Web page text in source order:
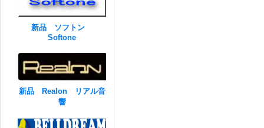
新品 ソフトン
Softone
新品 Realon リアル音
響